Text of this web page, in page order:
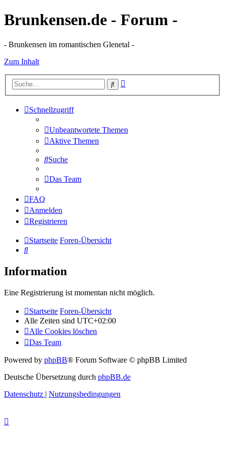
Brunkensen.de - Forum -
- Brunkensen im romantischen Glenetal -
Zum Inhalt
Suche
Schnellzugriff
Unbeantwortete Themen
Aktive Themen
Suche
Das Team
FAQ
Anmelden
Registrieren
Startseite Foren-Übersicht
Suche
Information
Eine Registrierung ist momentan nicht möglich.
Startseite Foren-Übersicht
Alle Zeiten sind UTC+02:00
Alle Cookies löschen
Das Team
Powered by phpBB® Forum Software © phpBB Limited
Deutsche Übersetzung durch phpBB.de
Datenschutz | Nutzungsbedingungen